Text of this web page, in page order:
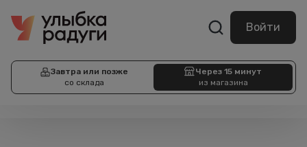
Войти
Завтра или позже
со склада
Через 15 минут
из магазина